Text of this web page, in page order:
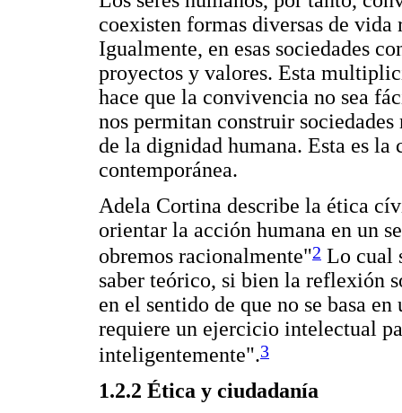
coexisten formas diversas de
Igualmente, en esas sociedades
proyectos y valores. Esta
hace que la convivencia no sea
nos permitan construir
de la dignidad humana. Esta es
contemporánea.
Adela Cortina describe la ética
orientar la acción humana en un
obremos racionalmente"2 Lo cual
saber teórico, si bien la reflexión
en el sentido de que no se basa
requiere un ejercicio intelectual
inteligentemente".3
1.2.2 Ética y ciudadanía